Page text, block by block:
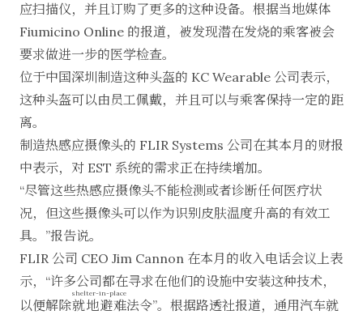
应扫描仪，并且订购了更多的这种设备。 根据当地媒体
Fiumicino Online 的报道，被发现潜在发烧的乘客被会
要求做进一步的医学检查。
位于中国深圳制造这种头盔的 KC Wearable 公司表示，
这种头盔可以由员工佩戴，并且可以与乘客保持一定的距
离。
制造热感应摄像头的 FLIR Systems 公司在其本月的财报
中表示，对 EST 系统的需求正在持续增加。
“尽管这些热感应摄像头不能检测或者诊断任何医疗状
况，但这些摄像头可以作为识别皮肤温度升高的有效工
具。”报告说。
FLIR 公司 CEO Jim Cannon 在本月的收入电话会议上表
示，“许多公司都在寻求在他们的设施中安装这种技术，
以便解除就地避难
shelter-in-place
法令”。 根据路透社报道，通用汽车就